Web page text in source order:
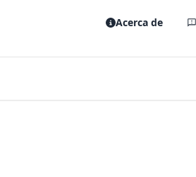
Acerca de